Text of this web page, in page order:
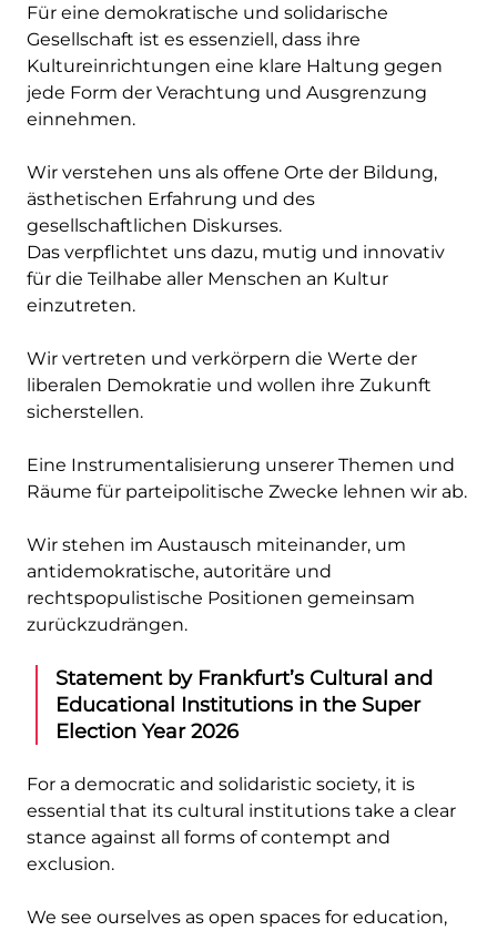
Für eine demokratische und solidarische
Gesellschaft ist es essenziell, dass ihre
Kultureinrichtungen eine klare Haltung gegen
jede Form der Verachtung und Ausgrenzung
einnehmen.
Wir verstehen uns als offene Orte der Bildung,
ästhetischen Erfahrung und des
gesellschaftlichen Diskurses.
Das verpflichtet uns dazu, mutig und innovativ
für die Teilhabe aller Menschen an Kultur
einzutreten.
Wir vertreten und verkörpern die Werte der
liberalen Demokratie und wollen ihre Zukunft
sicherstellen.
Eine Instrumentalisierung unserer Themen und
Räume für parteipolitische Zwecke lehnen wir ab.
Wir stehen im Austausch miteinander, um
antidemokratische, autoritäre und
rechtspopulistische Positionen gemeinsam
zurückzudrängen.
Statement by Frankfurt’s Cultural and
Educational Institutions in the Super
Election Year 2026
For a democratic and solidaristic society, it is
essential that its cultural institutions take a clear
stance against all forms of contempt and
exclusion.
We see ourselves as open spaces for education,